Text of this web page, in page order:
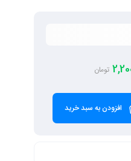
تومان
افزودن به سبد خرید